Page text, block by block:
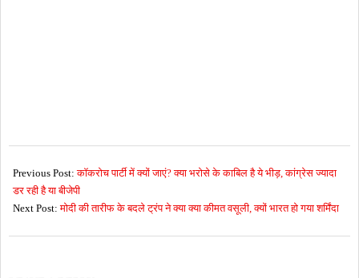
05-
25
Previous Post:कॉकरोच पार्टी में क्यों जाएं? क्या भरोसे के काबिल है ये भीड़, कांग्रेस ज्यादा
डर रही है या बीजेपी
Next Post:मोदी की तारीफ के बदले ट्रंप ने क्या क्या कीमत वसूली, क्यों भारत हो गया शर्मिंदा